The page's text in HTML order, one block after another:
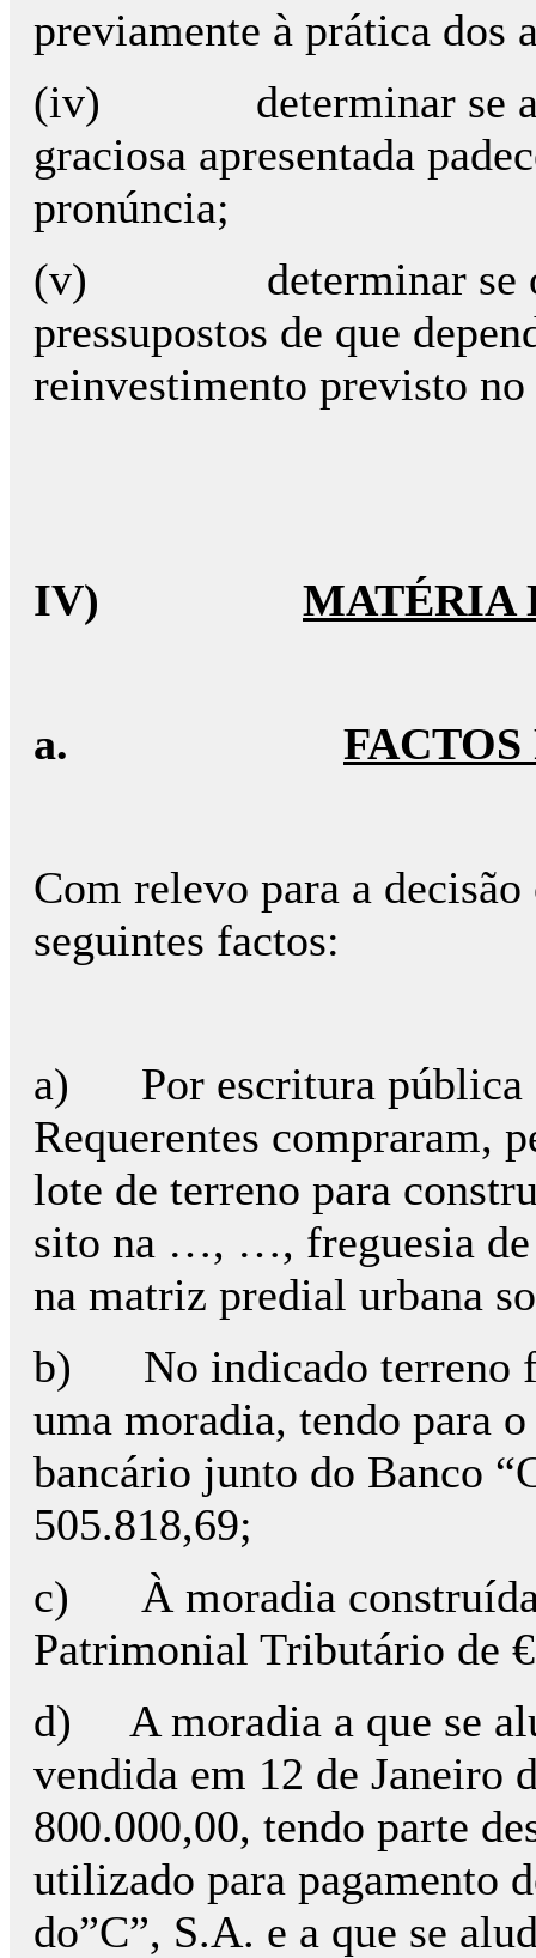
previamente à prática dos
(iv) determinar se a
graciosa apresentada
pronúncia;
(v) determinar se
pressupostos de que
reinvestimento previsto
IV) MATÉRIA
a. FACTOS
Com relevo para a
seguintes factos:
a) Por escritura pública
Requerentes compraram,
lote de terreno para
sito na …, …, freguesia
na matriz predial urbana
b) No indicado terreno
uma moradia, tendo para
bancário junto do Banco
505.818,69;
c) À moradia construída
Patrimonial Tributário de
d) A moradia a que se
vendida em 12 de Janeiro
800.000,00, tendo parte
utilizado para pagamento
do”C”, S.A. e a que se